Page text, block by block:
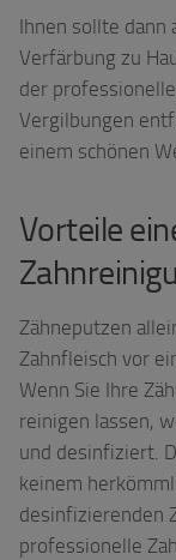
Ihnen sollte dann
Verfärbung zu
der
Vergilbungen
einem schönen
Vorteile
Zähneputzen
Zahnfleisch vor
Wenn Sie Ihre
reinigen lassen,
und desinfiziert.
keinem
desinfizierenden
professionelle